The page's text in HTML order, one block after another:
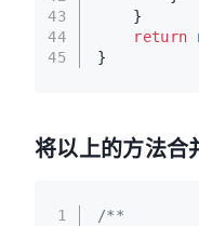
43
44
45
    }
return
}
将以上的方法合
1
/**